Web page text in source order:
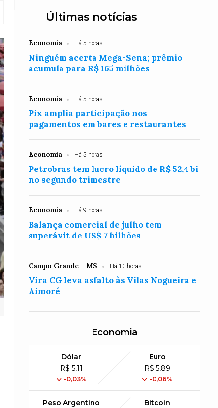
Últimas notícias
Economia Há 5 horas
Ninguém acerta Mega-Sena; prêmio
acumula para R$ 165 milhões
Economia Há 5 horas
Pix amplia participação nos
pagamentos em bares e restaurantes
Economia Há 5 horas
Petrobras tem lucro líquido de R$ 52,4 bi
no segundo trimestre
Economia Há 9 horas
Balança comercial de julho tem
superávit de US$ 7 bilhões
Campo Grande - MS Há 10 horas
Vira CG leva asfalto às Vilas Nogueira e
Aimoré
Economia
Dólar
R$ 5,11
-0,03%
Euro
R$ 5,89
-0,06%
Peso Argentino
Bitcoin